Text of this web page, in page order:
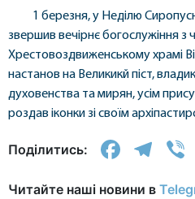
1 березня, у Неділю
звершив вечірнє богослужіння
Хрестовоздвиженському храмі
настанов на Великикй піст,
духовенства та мирян, усім
роздав іконки зі своїм
Поділитись:
Читайте наші новини в